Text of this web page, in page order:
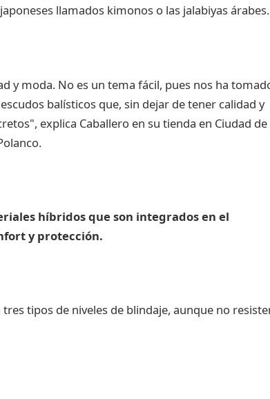
llamados kimonos o las jalabiyas árabes.
y moda. No es un tema fácil, pues nos ha
balísticos que, sin dejar de tener calidad y
explica Caballero en su tienda en Ciudad de
híbridos que son integrados en el
y protección.
tipos de niveles de blindaje, aunque no